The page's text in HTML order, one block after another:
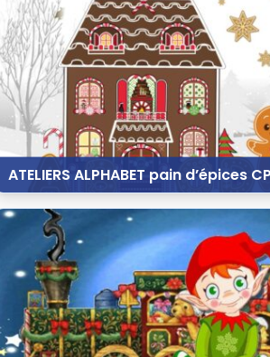
ATELIERS ALPHABET pain d’épices CP
23 novembre
3 commentaires